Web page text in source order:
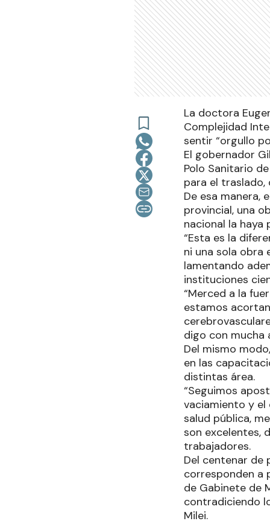
La doctora
Complejidad
sentir “orgullo
El gobernador
Polo Sanitario
para el
De esa manera,
provincial, una
nacional la haya
“Esta es la
ni una sola obra
lamentando
instituciones
“Merced a la
estamos
digo con mucha
Del mismo
en las
distintas área.
“Seguimos
vaciamiento y el
salud pública,
son excelentes,
trabajadores.
Del centenar de
corresponden a
de Gabinete de
contradiciendo
Milei.